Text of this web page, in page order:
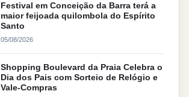
Festival em Conceição da Barra terá a
maior feijoada quilombola do Espírito
Santo
05/08/2026
Shopping Boulevard da Praia Celebra o
Dia dos Pais com Sorteio de Relógio e
Vale-Compras